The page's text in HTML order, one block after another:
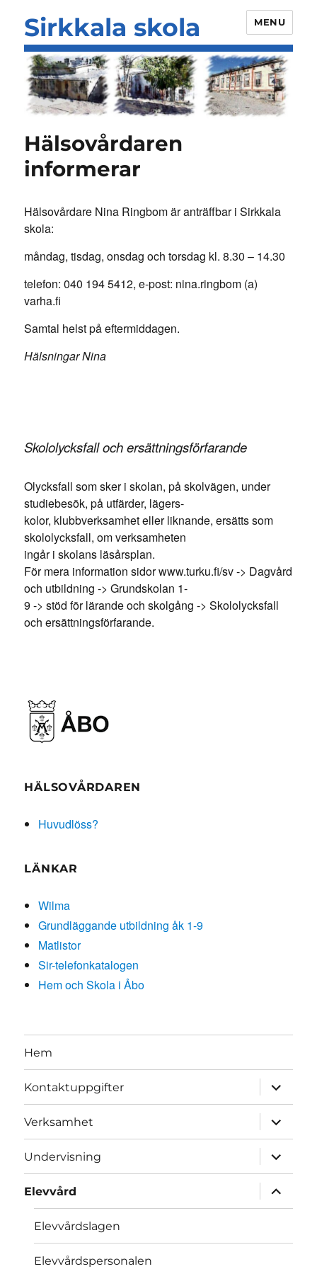
Sirkkala skola MENU
Hälsovårdaren
informerar
Hälsovårdare Nina Ringbom är anträffbar i Sirkkala
skola:
måndag, tisdag, onsdag och torsdag kl. 8.30 – 14.30
telefon: 040 194 5412, e-post: nina.ringbom (a)
varha.fi
Samtal helst på eftermiddagen.
Hälsningar Nina
Skololycksfall och ersättningsförfarande
Olycksfall som sker i skolan, på skolvägen, under
studiebesök, på utfärder, lägers-
kolor, klubbverksamhet eller liknande, ersätts som
skololycksfall, om verksamheten
ingår i skolans läsårsplan.
För mera information sidor www.turku.fi/sv -> Dagvård
och utbildning -> Grundskolan 1-
9 -> stöd för lärande och skolgång -> Skololycksfall
och ersättningsförfarande.
HÄLSOVÅRDAREN
Huvudlöss?
LÄNKAR
Wilma
Grundläggande utbildning åk 1-9
Matlistor
Sir-telefonkatalogen
Hem och Skola i Åbo
Hem
Kontaktuppgifter
expand
child
menu
Verksamhet
expand
child
menu
Undervisning
expand
child
menu
Elevvård
expand
child
menu
Elevvårdslagen
Elevvårdspersonalen